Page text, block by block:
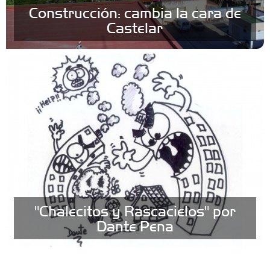
Construcción: cambia la cara de
Castelar
"Chalecitos y Rascacielos" por
Dante Pena